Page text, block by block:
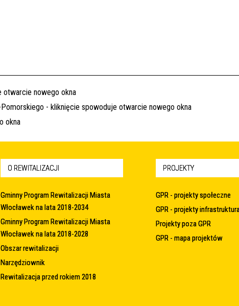
O REWITALIZACJI
Gminny Program Rewitalizacji Miasta
Włocławek na lata 2018-2034
Gminny Program Rewitalizacji Miasta
Włocławek na lata 2018-2028
Obszar rewitalizacji
Narzędziownik
Rewitalizacja przed rokiem 2018
PROJEKTY
GPR - projekty społeczne
GPR - projekty
Projekty poza GPR
GPR - mapa projektów